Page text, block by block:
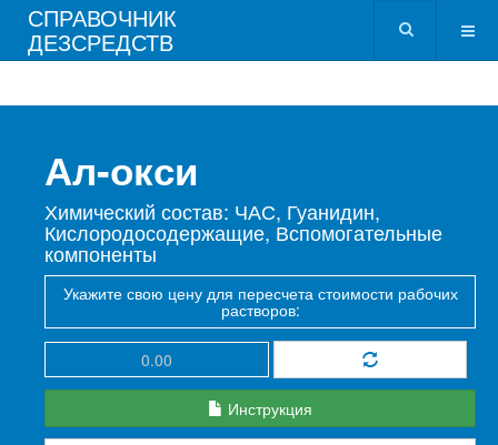
СПРАВОЧНИК
ДЕЗСРЕДСТВ
Ал-окси
Химический состав: ЧАС, Гуанидин,
Кислородосодержащие, Вспомогательные
компоненты
Укажите свою цену для пересчета стоимости рабочих
растворов:
Инструкция